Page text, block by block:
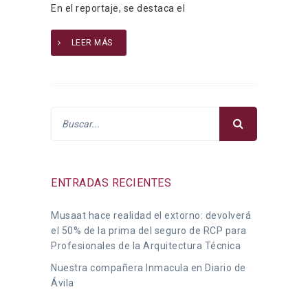
En el reportaje, se destaca el
LEER MÁS
ENTRADAS RECIENTES
Musaat hace realidad el extorno: devolverá
el 50% de la prima del seguro de RCP para
Profesionales de la Arquitectura Técnica
Nuestra compañera Inmacula en Diario de
Ávila